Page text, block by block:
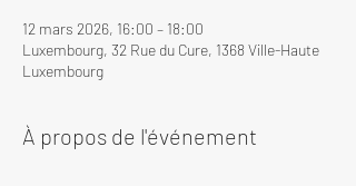
12 mars 2026, 16:00 – 18:00
Luxembourg, 32 Rue du Cure, 1368 Ville-Haute
Luxembourg
À propos de l'événement